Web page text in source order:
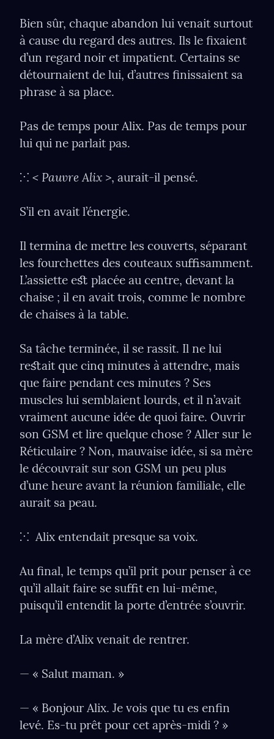
Bien sûr, chaque abandon lui venait surtout
à cause du regard des autres. Ils le ﬁxaient
d’un regard noir et impatient. Certains se
détournaient de lui, d’autres ﬁnissaient sa
phrase à sa place.
Pas de temps pour Alix. Pas de temps pour
lui qui ne parlait pas.
⁙ < Pauvre Alix >, aurait-il pensé.
S’il en avait l’énergie.
Il termina de mettre les couverts, séparant
les fourchettes des couteaux suﬃsamment.
L’assiette eﬆ placée au centre, devant la
chaise ; il en avait trois, comme le nombre
de chaises à la table.
Sa tâche terminée, il se rassit. Il ne lui
reﬆait que cinq minutes à attendre, mais
que faire pendant ces minutes ? Ses
muscles lui semblaient lourds, et il n’avait
vraiment aucune idée de quoi faire. Ouvrir
son GSM et lire quelque chose ? Aller sur le
Réticulaire ? Non, mauvaise idée, si sa mère
le découvrait sur son GSM un peu plus
d’une heure avant la réunion familiale, elle
aurait sa peau.
⁙ Alix entendait presque sa voix.
Au ﬁnal, le temps qu’il prit pour penser à ce
qu’il allait faire se suﬃt en lui-même,
puisqu’il entendit la porte d’entrée s’ouvrir.
La mère d’Alix venait de rentrer.
— « Salut maman. »
— « Bonjour Alix. Je vois que tu es enﬁn
levé. Es-tu prêt pour cet après-midi ? »